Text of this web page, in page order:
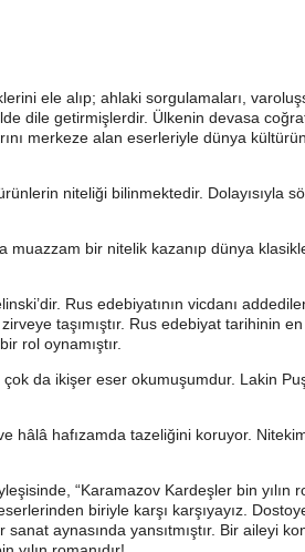
ele alıp; ahlaki sorgulamaları,
dile getirmişlerdir. Ülkenin devasa
merkeze alan eserleriyle dünya
niteliği bilinmektedir. Dolayısıyla
bir nitelik kazanıp dünya
Rus edebiyatının vicdanı
taşımıştır. Rus edebiyat tarihinin
rol oynamıştır.
da ikişer eser okumuşumdur. Lakin
hâlâ hafızamda tazeliğini koruyor.
“Karamazov Kardeşler bin yılın
biriyle karşı karşıyayız.
aynasında yansıtmıştır. Bir aileyi